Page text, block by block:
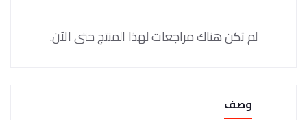
لم تكن هناك مراجعات لهذا المنتج حتى الآن.
وصف